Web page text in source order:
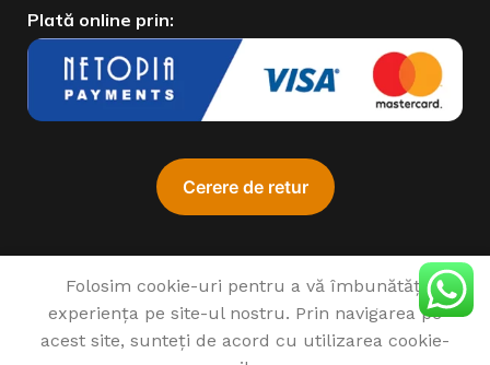
Plată online prin:
1993 - 2022 SIMPROCOM SRL. Made with ♥by201.ro
Folosim cookie-uri pentru a vă îmbunătăți
experiența pe site-ul nostru. Prin navigarea pe
acest site, sunteți de acord cu utilizarea cookie-